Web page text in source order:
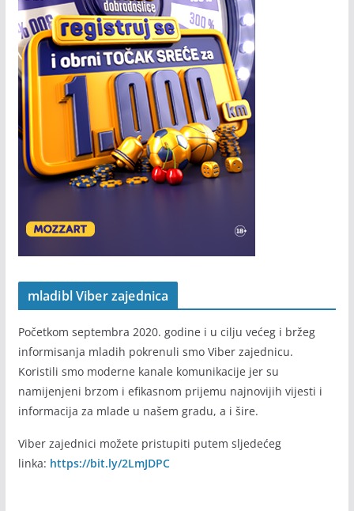
mladibl Viber zajednica
Početkom septembra 2020. godine i u cilju većeg i bržeg
informisanja mladih pokrenuli smo Viber zajednicu.
Koristili smo moderne kanale komunikacije jer su
namijenjeni brzom i efikasnom prijemu najnovijih vijesti i
informacija za mlade u našem gradu, a i šire.
Viber zajednici možete pristupiti putem sljedećeg
linka: https://bit.ly/2LmJDPC